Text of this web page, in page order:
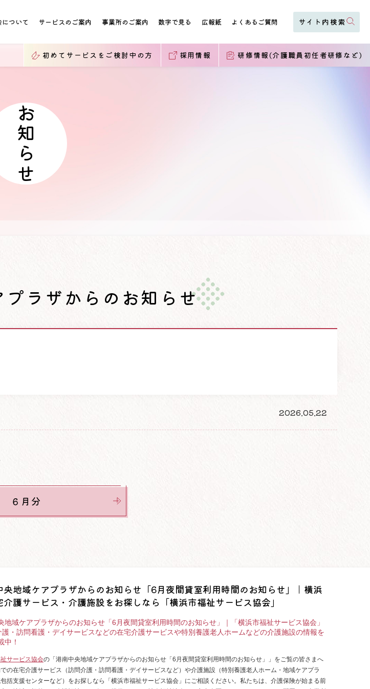
ついて サービスのご案内 事業所のご案内 数字で見る 広報紙 よくあるご質問
初めてサービスをご検討中の方 採用情報 研修情報(介護職員初任者研修など)
お知らせ
ラザからのお知らせ
2026.05.22
６月分
央地域ケアプラザからのお知らせ「6月夜間貸室利用時間のお知らせ」｜横浜
介護サービス・介護施設をお探しなら「横浜市福祉サービス協会」
地域ケアプラザからのお知らせ「6月夜間貸室利用時間のお知らせ」｜「横浜市福祉サービス協会」
護・訪問看護・デイサービスなどの在宅介護サービスや特別養護老人ホームなどの介護施設の情報を
中！
サービス協会の「港南中央地域ケアプラザからのお知らせ「6月夜間貸室利用時間のお知らせ」」をご覧の皆さまへ
の在宅介護サービス（訪問介護・訪問看護・デイサービスなど）や介護施設（特別養護老人ホーム・地域ケアプラ
括支援センターなど）をお探しなら「横浜市福祉サービス協会」にご相談ください。私たちは、介護保険が始まる前